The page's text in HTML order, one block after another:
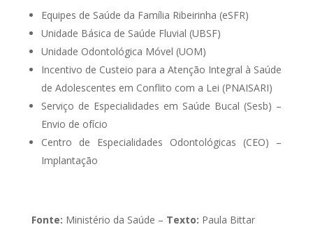
Equipes de Saúde da Família Ribeirinha (eSFR)
Unidade Básica de Saúde Fluvial (UBSF)
Unidade Odontológica Móvel (UOM)
Incentivo de Custeio para a Atenção Integral à Saúde
de Adolescentes em Conflito com a Lei (PNAISARI)
Serviço de Especialidades em Saúde Bucal (Sesb) –
Envio de ofício
Centro de Especialidades Odontológicas (CEO) –
Implantação
Fonte: Ministério da Saúde – Texto: Paula Bittar